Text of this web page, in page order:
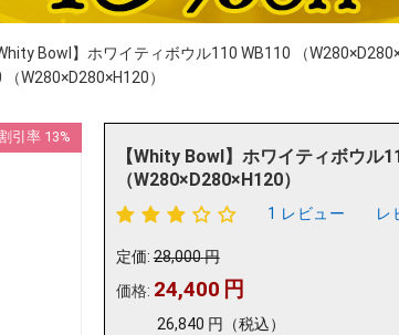
Bowl】ホワイティボウル110 WB110 （
W280×D280×H120）
引率 13%
【Whity Bowl】ホワイティボウル
（W280×D280×H120）
1 レビュー レ
定価: 28,000円
価格: 24,400 円
26,840 円 （税込）